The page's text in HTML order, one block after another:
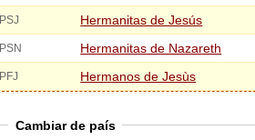
PSJ Hermanitas de Jesús
PSN Hermanitas de Nazareth
PFJ Hermanos de Jesùs
Cambiar de país